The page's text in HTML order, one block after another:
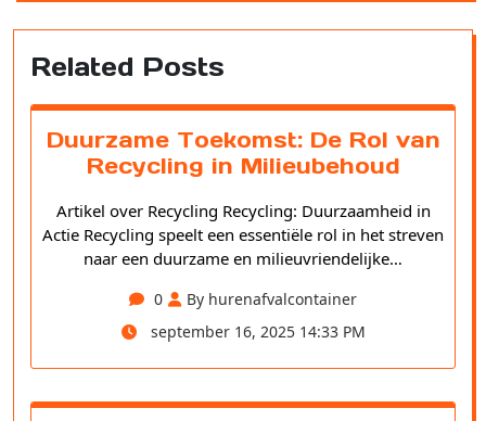
Related Posts
Duurzame Toekomst: De Rol van
Recycling in Milieubehoud
Artikel over Recycling Recycling: Duurzaamheid in
Actie Recycling speelt een essentiële rol in het streven
naar een duurzame en milieuvriendelijke…
0
By hurenafvalcontainer
september 16, 2025 14:33 PM